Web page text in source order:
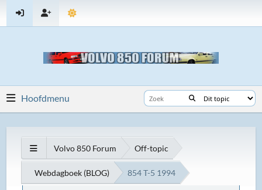
Hoofdmenu
Volvo 850 Forum Off-topic
Webdagboek (BLOG) 854 T-5 1994